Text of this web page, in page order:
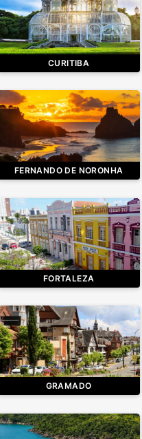
CURITIBA
FERNANDO DE NORONHA
FORTALEZA
GRAMADO